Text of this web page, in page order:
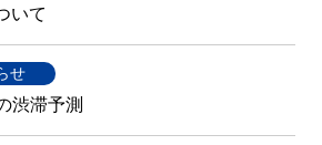
いて
せ
渋滞予測